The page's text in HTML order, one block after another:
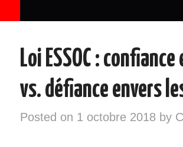
INSTANCES – ELU/ES CGT
VOS DROITS
RÉGIONS
Loi ESSOC :
vs. défiance envers
Posted on 1 octobre 2018 by